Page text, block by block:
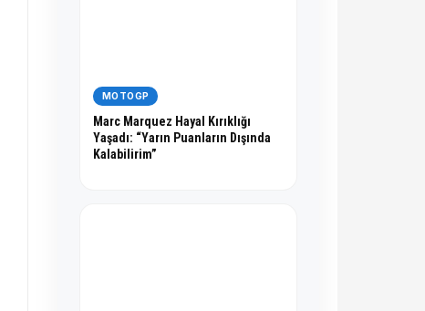
MOTOGP
Marc Marquez Hayal Kırıklığı
Yaşadı: “Yarın Puanların Dışında
Kalabilirim”